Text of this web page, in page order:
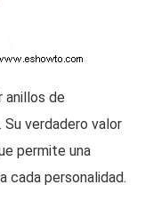
anillos de
verdadero valor
permite una
cada personalidad.